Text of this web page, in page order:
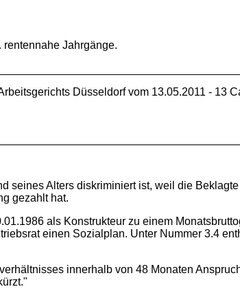
Jahrgänge.
Düsseldorf vom 13.05.2011 - 13
seines Alters diskriminiert ist, weil die
gezahlt hat.
als Konstrukteur zu einem
einen Sozialplan. Unter Nummer 3.4
innerhalb von 48 Monaten